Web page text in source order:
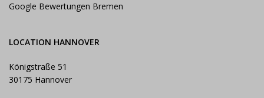
Google Bewertungen Bremen
LOCATION HANNOVER
Königstraße 51
30175 Hannover